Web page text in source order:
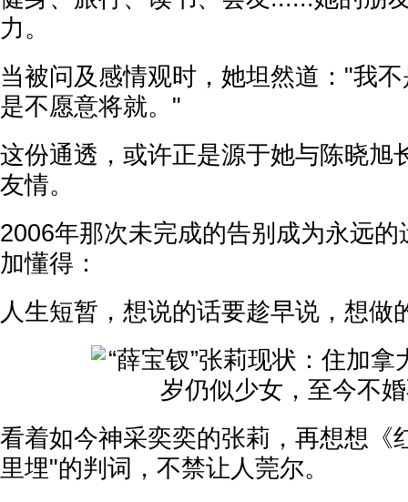
力。
当被问及感情观时，她坦然道："我
是不愿意将就。"
这份通透，或许正是源于她与陈晓旭
友情。
2006年那次未完成的告别成为永远
加懂得：
人生短暂，想说的话要趁早说，想做
看着如今神采奕奕的张莉，再想想《
里埋"的判词，不禁让人莞尔。